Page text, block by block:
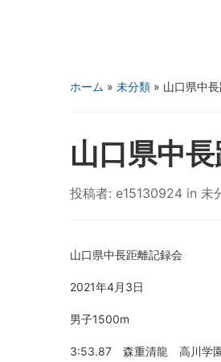
ホーム » 未分類 » 山口県中
山口県中
投稿者: e15130924 in 未
山口県中長距離記録会
2021年4月3日
男子1500m
3:53.87 森重清龍 高川学